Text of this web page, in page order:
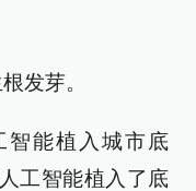
发芽。
智能植入城市底
工智能植入了底